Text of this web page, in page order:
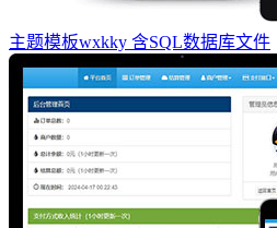
主题模板wxkky 含SQL数据库文件